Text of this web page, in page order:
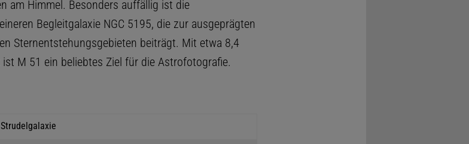
am Himmel. Besonders auffällig ist die
Begleitgalaxie NGC 5195, die zur ausgeprägten
Sternentstehungsgebieten beiträgt. Mit etwa 8,4
M 51 ein beliebtes Ziel für die Astrofotografie.
Strudelgalaxie